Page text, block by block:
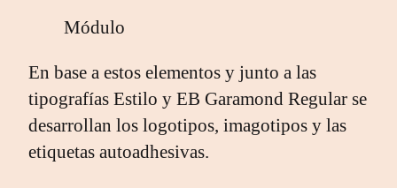
Módulo
En base a estos elementos y junto a las
tipografías Estilo y EB Garamond Regular se
desarrollan los logotipos, imagotipos y las
etiquetas autoadhesivas.